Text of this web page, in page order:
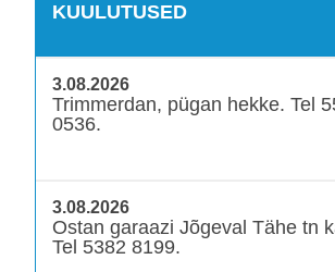
KUULUTUSED
3.08.2026
Trimmerdan, pügan hekke. Tel
0536.
3.08.2026
Ostan garaazi Jõgeval Tähe tn
Tel 5382 8199.